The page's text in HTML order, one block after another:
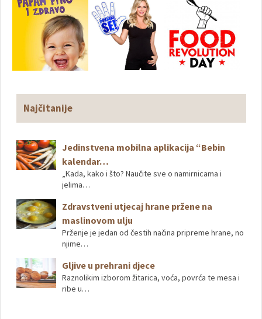
Najčitanije
Jedinstvena mobilna aplikacija “Bebin
kalendar…
„Kada, kako i što? Naučite sve o namirnicama i
jelima…
Zdravstveni utjecaj hrane pržene na
maslinovom ulju
Prženje je jedan od čestih načina pripreme hrane, no
njime…
Gljive u prehrani djece
Raznolikim izborom žitarica, voća, povrća te mesa i
ribe u…